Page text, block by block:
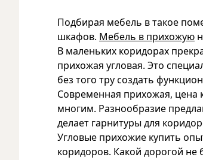
Подбирая мебель в такое
шкафов. Мебель в прихожую
В маленьких коридорах
прихожая угловая. Это
без того тру создать
Современная прихожая, цена
многим. Разнообразие
делает гарнитуры для
Угловые прихожие купить
коридоров. Какой дорогой не